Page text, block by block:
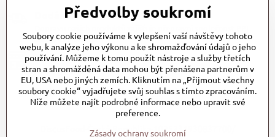
Dodání
s.r.o. a Zásilkovna
Platby
Dobírkou (25,- Kč)
Bankovním převodem (zdarma)
Platba kartou (Zdarma)PayPal (Zdarma)
Při převzetí hotově nebo kartou (Zdarma)
DiscusFood-Česká-Republika-1025231930837700/
Předvolby soukromí
Soubory cookie používáme k vylepšení vaší návštěvy tohoto
webu, k analýze jeho výkonu a ke shromažďování údajů o jeho
používání. Můžeme k tomu použít nástroje a služby třetích
stran a shromážděná data mohou být přenášena partnerům v
EU, USA nebo jiných zemích. Kliknutím na „Přijmout všechny
soubory cookie“ vyjadřujete svůj souhlas s tímto zpracováním.
Níže můžete najít podrobné informace nebo upravit své
preference.
Zásady ochrany soukromí